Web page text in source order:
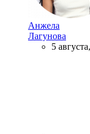
Анжела
Лагунова
5